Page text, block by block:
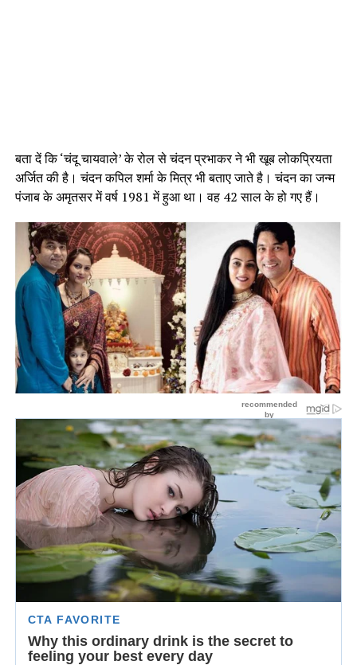
बता दें कि ‘चंदू चायवाले’ के रोल से चंदन प्रभाकर ने भी खूब लोकप्रियता
अर्जित की है। चंदन कपिल शर्मा के मित्र भी बताए जाते है। चंदन का जन्म
पंजाब के अमृतसर में वर्ष 1981 में हुआ था। वह 42 साल के हो गए हैं।